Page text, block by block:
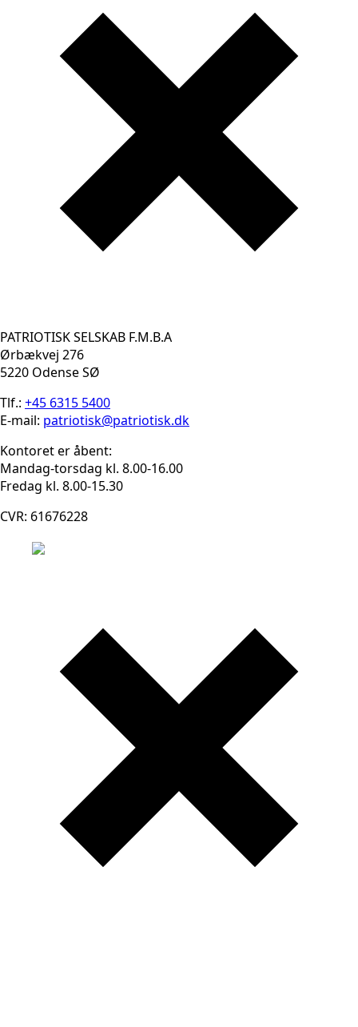
PATRIOTISK SELSKAB F.M.B.A
Ørbækvej 276
5220 Odense SØ
Tlf.: +45 6315 5400
E-mail: patriotisk@patriotisk.dk
Kontoret er åbent:
Mandag-torsdag kl. 8.00-16.00
Fredag kl. 8.00-15.30
CVR: 61676228